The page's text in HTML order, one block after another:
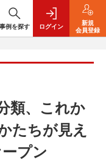
事例を探す ログイン
新規
会員登録
類、これか
たちが見え
プン